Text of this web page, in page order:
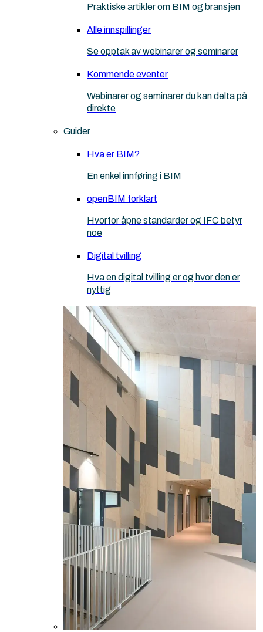
Praktiske artikler om BIM og bransjen
Alle innspillinger
Se opptak av webinarer og seminarer
Kommende eventer
Webinarer og seminarer du kan delta på
direkte
Guider
Hva er BIM?
En enkel innføring i BIM
openBIM forklart
Hvorfor åpne standarder og IFC betyr
noe
Digital tvilling
Hva en digital tvilling er og hvor den er
nyttig